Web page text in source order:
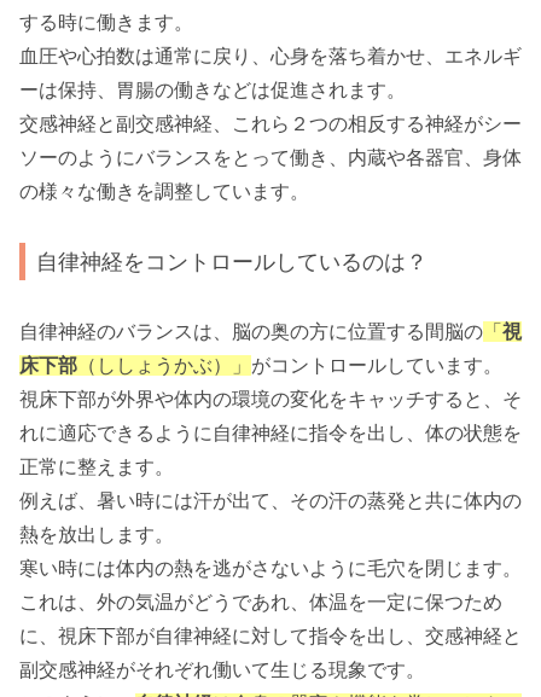
する時に働きます。
血圧や心拍数は通常に戻り、心身を落ち着かせ、エネルギ
ーは保持、胃腸の働きなどは促進されます。
交感神経と副交感神経、これら２つの相反する神経がシー
ソーのようにバランスをとって働き、内蔵や各器官、身体
の様々な働きを調整しています。
自律神経をコントロールしているのは？
自律神経のバランスは、脳の奥の方に位置する間脳の 「 視
床下部 （ししょうかぶ）」 がコントロールしています。
視床下部が外界や体内の環境の変化をキャッチすると、そ
れに適応できるように自律神経に指令を出し、体の状態を
正常に整えます。
例えば、暑い時には汗が出て、その汗の蒸発と共に体内の
熱を放出します。
寒い時には体内の熱を逃がさないように毛穴を閉じます。
これは、外の気温がどうであれ、体温を一定に保つため
に、視床下部が自律神経に対して指令を出し、交感神経と
副交感神経がそれぞれ働いて生じる現象です。